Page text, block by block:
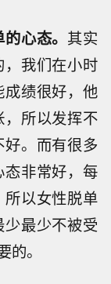
心态。 其实
我们在小时
绩很好，他
所以发挥不
。而有很多
非常好，每
以女性脱单
最少不被受
。